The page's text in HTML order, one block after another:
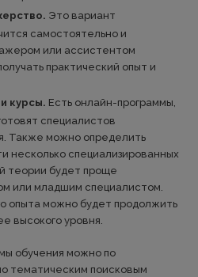
Это вариант
самостоятельно и
или ассистентом
практический опыт и
курсы. Есть онлайн-программы,
специалистов
Также можно определить
несколько специализированных
теории будет проще
или младшим специалистом.
опыта можно будет продолжить
высокого уровня.
обучения можно по
тематическим поисковым